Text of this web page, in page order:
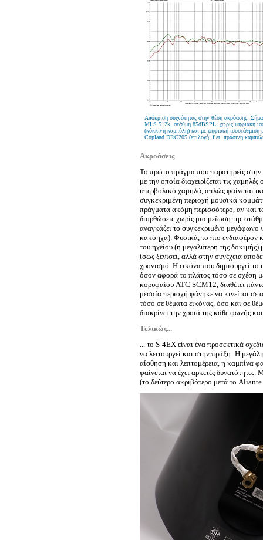
Απόκριση συχνότητας στην θέση ακρόασης.
MLS 512k, στάθμη 85dBSPL, χωρίς ψηφιακή
(κόκκινη καμπύλη) και με ψηφιακή ισοστάθμιση
Copland DRC205 (επιλογή: flat, πράσινη
Ακροάσεις
Το πρώτο πράγμα που παρατηρείς στην
με την οποία διαχειρίζεται τις
υπερβολικό χαμηλά, απλώς φαίνεται
συγκεκριμένη περιοχή μουσικά
πράγματα ακόμη περισσότερο, αν και
διορθώσεις χωρίς μια μείωση της
αναγκάζει το συγκεκριμένο μεγάφωνο
κακόηχα). Φυσικά, το πιο ενδιαφέρον
του ηχείου (η μεγαλύτερη της
ίσως ξενίσει, αλλά στην συνέχεια
χρονισμό. Η εικόνα που δημιουργεί το
όσον αφορά το πλάτος τόσο σε σχέση
κορυφαίου ATC SCM12, διαθέτει
μεσαία περιοχή φάνηκε να κινείται
τόσο σε θέματα εικόνας, όσο και σε
διακρίνει την χροιά της κάθε φωνής
Τελικώς...
... το S-4EX είναι ένα προσεκτικά
να λειτουργεί και στην πράξη: Η
αίσθηση και λεπτομέρεια, η καμπίνα
φαίνεται να έχει αρκετές
(το δεύτερο ακριβότερο μετά το